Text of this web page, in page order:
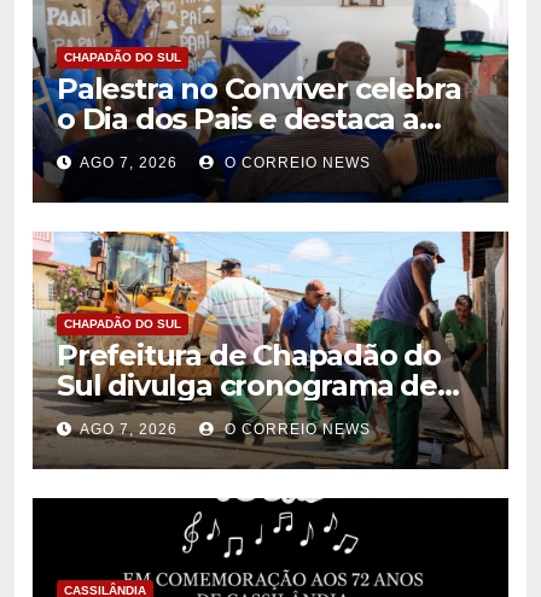
CHAPADÃO DO SUL
Palestra no Conviver celebra
o Dia dos Pais e destaca a
importância da figura paterna
na família
AGO 7, 2026 O CORREIO NEWS
CHAPADÃO DO SUL
Prefeitura de Chapadão do
Sul divulga cronograma de
limpeza de entulhos e bota-
fora para agosto
AGO 7, 2026 O CORREIO NEWS
CASSILÂNDIA